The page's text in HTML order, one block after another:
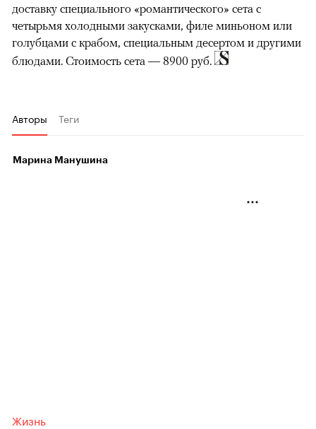
доставку специального «романтического» сета с
четырьмя холодными закусками, филе миньоном или
голубцами с крабом, специальным десертом и другими
блюдами. Стоимость сета — 8900 руб.
Авторы Теги
Марина Манушина
Жизнь